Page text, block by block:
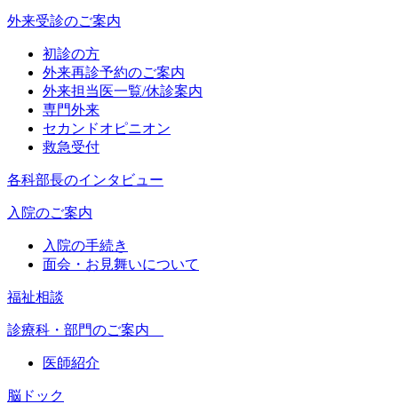
外来受診のご案内
初診の方
外来再診予約のご案内
外来担当医一覧/休診案内
専門外来
セカンドオピニオン
救急受付
各科部長のインタビュー
入院のご案内
入院の手続き
面会・お見舞いについて
福祉相談
診療科・部門のご案内
医師紹介
脳ドック